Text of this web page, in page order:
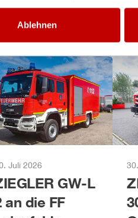
Ablehnen
Juli 2026
GW-L
an die FF